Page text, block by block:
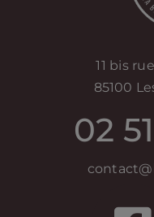
11 bis
85100
02